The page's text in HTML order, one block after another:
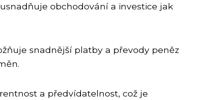
obchodování a investice jak
snadnější platby a převody peněz
a předvídatelnost, což je